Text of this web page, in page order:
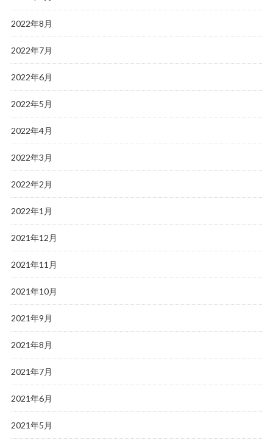
2022年8月
2022年7月
2022年6月
2022年5月
2022年4月
2022年3月
2022年2月
2022年1月
2021年12月
2021年11月
2021年10月
2021年9月
2021年8月
2021年7月
2021年6月
2021年5月